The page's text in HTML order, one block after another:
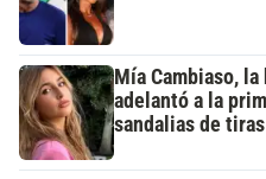
Mía Cambiaso,
adelantó a la
sandalias de tiras